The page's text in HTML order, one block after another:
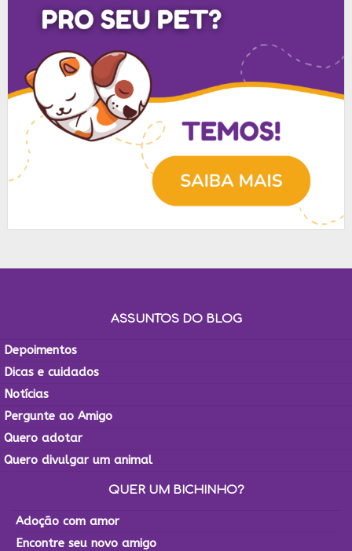
ASSUNTOS DO BLOG
Depoimentos
Dicas e cuidados
Notícias
Pergunte ao Amigo
Quero adotar
Quero divulgar um animal
QUER UM BICHINHO?
Adoção com amor
Encontre seu novo amigo